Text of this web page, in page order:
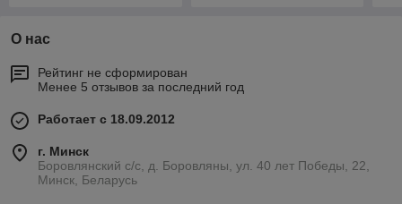
О нас
Рейтинг не сформирован
Менее 5 отзывов за последний год
Работает с 18.09.2012
г. Минск
Боровлянский с/с, д. Боровляны, ул. 40 лет Победы, 22,
Минск, Беларусь